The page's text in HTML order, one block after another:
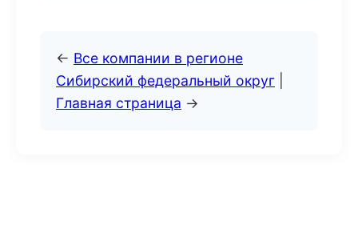
← Все компании в регионе
Сибирский федеральный округ
Главная страница →